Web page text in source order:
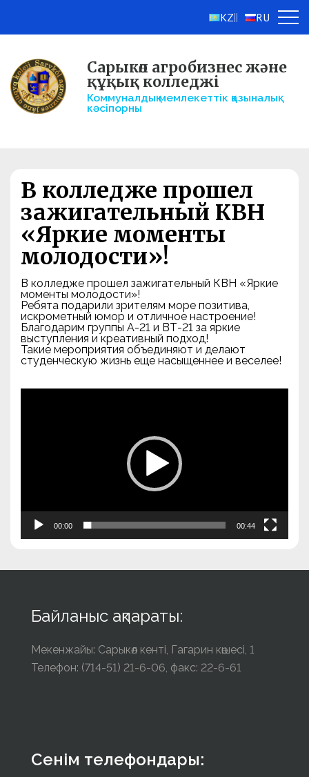
KZ RU
Сарыкөл агробизнес және
құқық колледжі
Коммуналдық мемлекеттік қазыналық
кәсіпорны
В колледже прошел
зажигательный КВН
«Яркие моменты
молодости»!
В колледже прошел зажигательный КВН «Яркие
моменты молодости»!
Ребята подарили зрителям море позитива,
искрометный юмор и отличное настроение!
Благодарим группы А-21 и ВТ-21 за яркие
выступления и креативный подход!
Такие мероприятия объединяют и делают
студенческую жизнь еще насыщеннее и веселее!
00:00 00:44
Байланыс ақпараты:
Мекенжайы: Сарыкөл кенті, Гагарин көшесі, 1
Телефон: (714-51) 21-6-06, факс: 22-6-61
Сенім телефондары: